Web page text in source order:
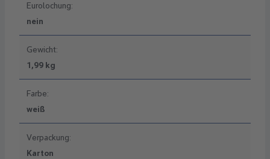
Eurolochung:
nein
Gewicht:
1,99 kg
Farbe:
weiß
Verpackung:
Karton